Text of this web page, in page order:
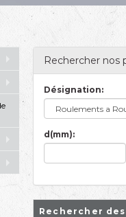
Rechercher nos
Désignation:
d(mm):
Rechercher